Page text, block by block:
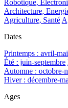
Robotique,
Architecture,
Agriculture, Santé
Dates
Printemps : avril-mai
Été : juin-septembre
Automne : octobre-
Hiver : décembre-
Ages